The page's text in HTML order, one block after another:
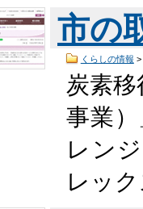
市の
くらしの情報 >
炭素
事業
レン
レッ